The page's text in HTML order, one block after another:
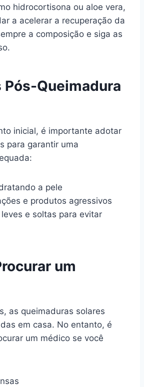
hidrocortisona ou aloe vera,
a acelerar a recuperação da
a composição e siga as
Pós-Queimadura
inicial, é importante adotar
para garantir uma
a pele
e produtos agressivos
e soltas para evitar
um
as queimaduras solares
em casa. No entanto, é
um médico se você